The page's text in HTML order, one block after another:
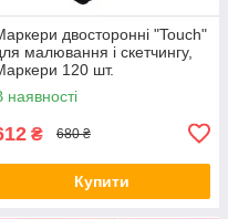
двосторонні "Touch"
малювання і скетчингу,
120 шт.
наявності
₴ 680 ₴
Купити